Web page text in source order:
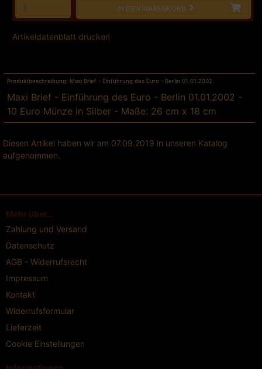
IN DEN WARENKORB
Artikeldatenblatt drucken
Produktbeschreibung: Maxi Brief - Einführung des Euro - Berlin 01.01.2002
Maxi Brief - Einführung des Euro - Berlin 01.01.2002 -
10 Euro Münze in Silber - Maße: 26 cm x 18 cm
Diesen Artikel haben wir am 07.09.2019 in unseren Katalog
aufgenommen.
Mehr über...
Zahlung und Versand
Datenschutz
AGB - Widerrufsrecht
Impressum
Kontakt
Widerrufsformular
Lieferzeit
Cookie Einstellungen